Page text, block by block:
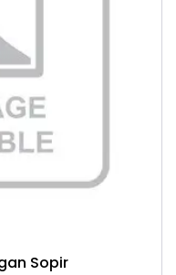
Sopir